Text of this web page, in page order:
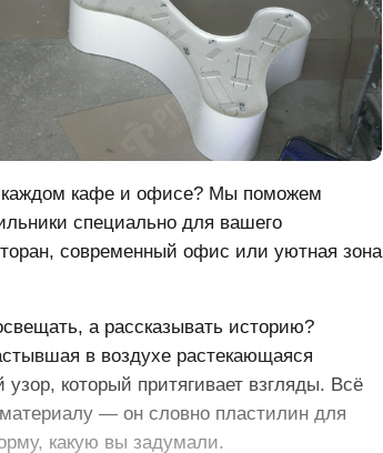
каждом кафе и офисе? Мы поможем
специально для вашего
современный офис или уютная зона
а рассказывать историю?
в воздухе растекающаяся
который притягивает взгляды. Всё
— он словно пластилин для
какую вы задумали.